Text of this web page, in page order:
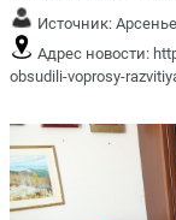
Источник:
Адрес новости:
obsudili-voprosy-